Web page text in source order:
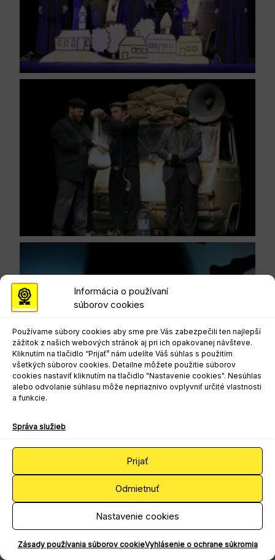
Informácia o používaní
súborov cookies
Používame súbory cookies aby sme pre Vás zabezpečili ten najlepší
zážitok z našich webových stránok aj pri ich opakovanej návšteve.
Kliknutím na tlačidlo “Prijať” nám udelíte Váš súhlas s použitím
všetkých súborov cookies. Detailne môžete použitie súborov
cookies nastaviť kliknutím na tlačidlo "Nastavenie cookies". Nesúhlas
alebo odvolanie súhlasu môže nepriaznivo ovplyvniť určité vlastnosti
a funkcie.
Správa služieb
Prijať
Odmietnuť
Nastavenie cookies
Zásady používania súborov cookieVyhlásenie o ochrane súkromia